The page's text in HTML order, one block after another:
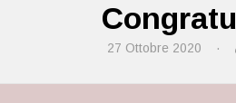
27 Ottobre 2020 ·